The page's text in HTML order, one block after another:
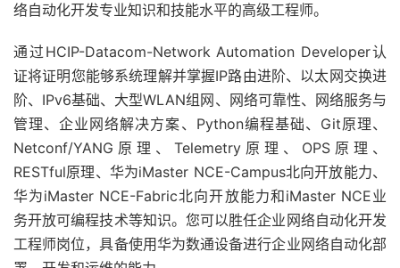
络自动化开发专业知识和技能水平的高级工程师。
通过HCIP-Datacom-Network Automation Developer认
证将证明您能够系统理解并掌握IP路由进阶、以太网交换进
阶、IPv6基础、大型WLAN组网、网络可靠性、网络服务与
管理、企业网络解决方案、Python编程基础、Git原理、
Netconf/YANG原理、Telemetry原理、OPS原理、
RESTful原理、华为iMaster NCE-Campus北向开放能力、
华为iMaster NCE-Fabric北向开放能力和iMaster NCE业
务开放可编程技术等知识。您可以胜任企业网络自动化开发
工程师岗位，具备使用华为数通设备进行企业网络自动化部